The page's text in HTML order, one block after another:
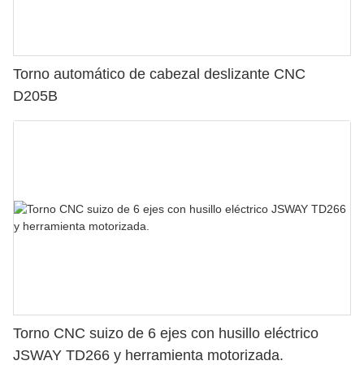
Torno automático de cabezal deslizante CNC
D205B
Torno CNC suizo de 6 ejes con husillo eléctrico
JSWAY TD266 y herramienta motorizada.